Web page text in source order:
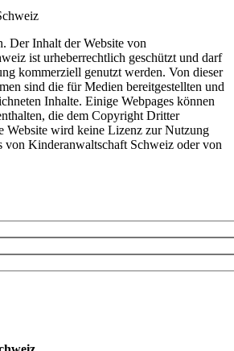
Der Inhalt der Website von
ist urheberrechtlich geschützt und darf
kommerziell genutzt werden. Von dieser
sind die für Medien bereitgestellten und
Inhalte. Einige Webpages können
die dem Copyright Dritter
Website wird keine Lizenz zur Nutzung
von Kinderanwaltschaft Schweiz oder von